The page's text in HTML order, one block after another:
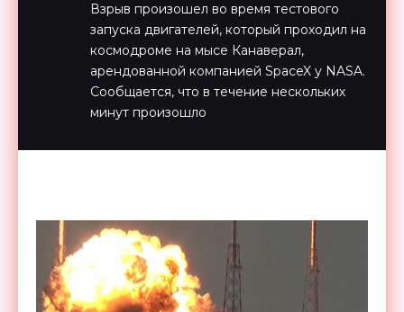
Взрыв произошел во время тестового
запуска двигателей, который проходил на
космодроме на мысе Канаверал,
арендованной компанией SpaceX у NASA.
Сообщается, что в течение нескольких
минут произошло